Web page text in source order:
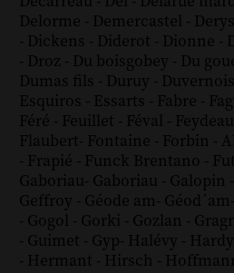
Delorme - Demercastel - Derys
- Dickens - Diderot - Dionne -
- Droz - Du boisgobey - Du
Dumas fils - Duruy - Duvernois
Esquiros - Essarts - Fabre -
Féré - Feuillet - Féval - Feydeau
Flaubert- Fontaine - Forbin -
- Frapié - Funck Brentano -
Gaboriau- Gaboriau - Galopin -
Geffroy - Géode am- Géod´am-
- Gogol - Gorki - Gozlan -
- Guimet - Gyp- Halévy - Hardy
- Hermant - Hirsch -